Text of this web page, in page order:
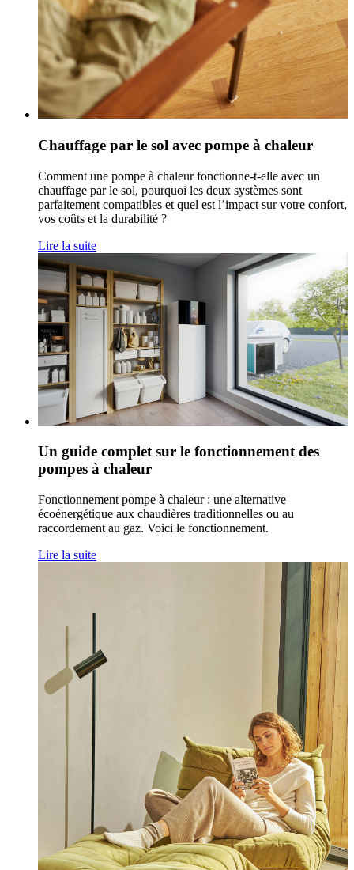
Chauffage par le sol avec pompe à chaleur
Comment une pompe à chaleur fonctionne-t-elle avec un
chauffage par le sol, pourquoi les deux systèmes sont
parfaitement compatibles et quel est l’impact sur votre confort,
vos coûts et la durabilité ?
Lire la suite
Un guide complet sur le fonctionnement des
pompes à chaleur
Fonctionnement pompe à chaleur : une alternative
écoénergétique aux chaudières traditionnelles ou au
raccordement au gaz. Voici le fonctionnement.
Lire la suite